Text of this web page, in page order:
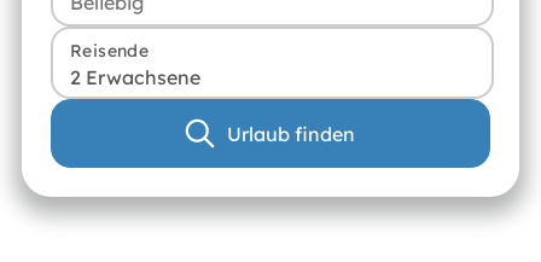
Reisende
2 Erwachsene
Urlaub finden